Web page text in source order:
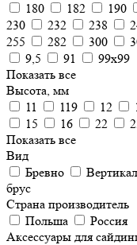
180
182 190
230
232 238
255
282 300
9,5
91
99х99
Показать все
Высота, мм
11
119 12
15
16 22
Показать все
Вид
Бревно
брус
Страна производитель
Польша
Россия
Аксессуары для